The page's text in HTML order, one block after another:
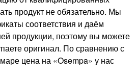
продукт не обязательно. Мы
соответствия и даём
продукции, поэтому вы можете
оригинал. По сравнению с
цена на «Osempa» у нас